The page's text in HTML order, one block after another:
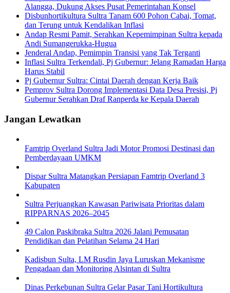
Alangga, Dukung Akses Pusat Pemerintahan Konsel
Disbunhortikultura Sultra Tanam 600 Pohon Cabai, Tomat,
dan Terung untuk Kendalikan Inflasi
Andap Resmi Pamit, Serahkan Kepemimpinan Sultra kepada
Andi Sumangerukka-Hugua
Jenderal Andap, Pemimpin Transisi yang Tak Terganti
Inflasi Sultra Terkendali, Pj Gubernur: Jelang Ramadan Harga
Harus Stabil
Pj Gubernur Sultra: Cintai Daerah dengan Kerja Baik
Pemprov Sultra Dorong Implementasi Data Desa Presisi, Pj
Gubernur Serahkan Draf Ranperda ke Kepala Daerah
Jangan Lewatkan
Famtrip Overland Sultra Jadi Motor Promosi Destinasi dan
Pemberdayaan UMKM
Dispar Sultra Matangkan Persiapan Famtrip Overland 3
Kabupaten
Sultra Perjuangkan Kawasan Pariwisata Prioritas dalam
RIPPARNAS 2026–2045
49 Calon Paskibraka Sultra 2026 Jalani Pemusatan
Pendidikan dan Pelatihan Selama 24 Hari
Kadisbun Sulta, LM Rusdin Jaya Luruskan Mekanisme
Pengadaan dan Monitoring Alsintan di Sultra
Dinas Perkebunan Sultra Gelar Pasar Tani Hortikultura